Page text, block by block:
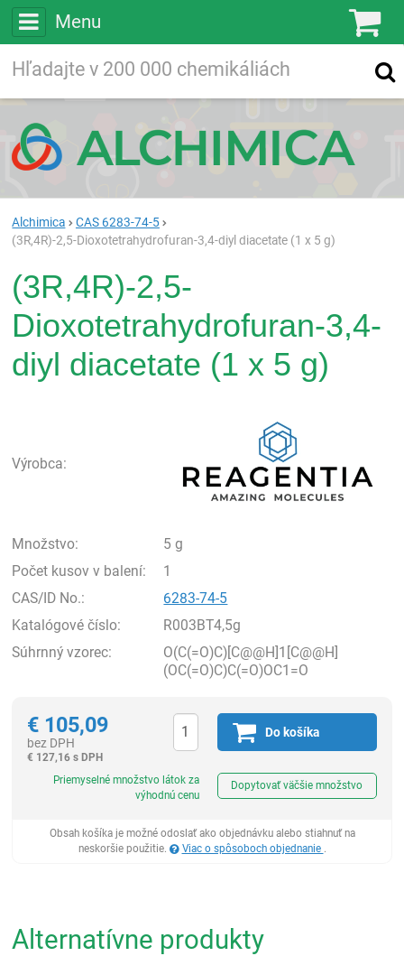
Menu
Vyhľadávanie
Alchimica
CAS 6283-74-5
(3R,4R)-2,5-Dioxotetrahydrofuran-3,4-diyl diacetate (1 x 5 g)
(3R,4R)-2,5-
Dioxotetrahydrofuran-3,4-
diyl diacetate (1 x 5 g)
Výrobca:
Množstvo:
5 g
Počet kusov v balení:
1
CAS/ID No.:
6283-74-5
Katalógové číslo:
R003BT4,5g
Súhrnný vzorec:
O(C(=O)C)[C@@H]1[C@@H]
(OC(=O)C)C(=O)OC1=O
€ 105,09
bez DPH
€ 127,16 s DPH
Do košíka
Priemyselné množstvo látok za
výhodnú cenu
Dopytovať väčšie množstvo
Obsah košíka je možné odoslať ako objednávku alebo stiahnuť na
neskoršie použitie.
Viac o spôsoboch objednanie .
Alternatívne produkty